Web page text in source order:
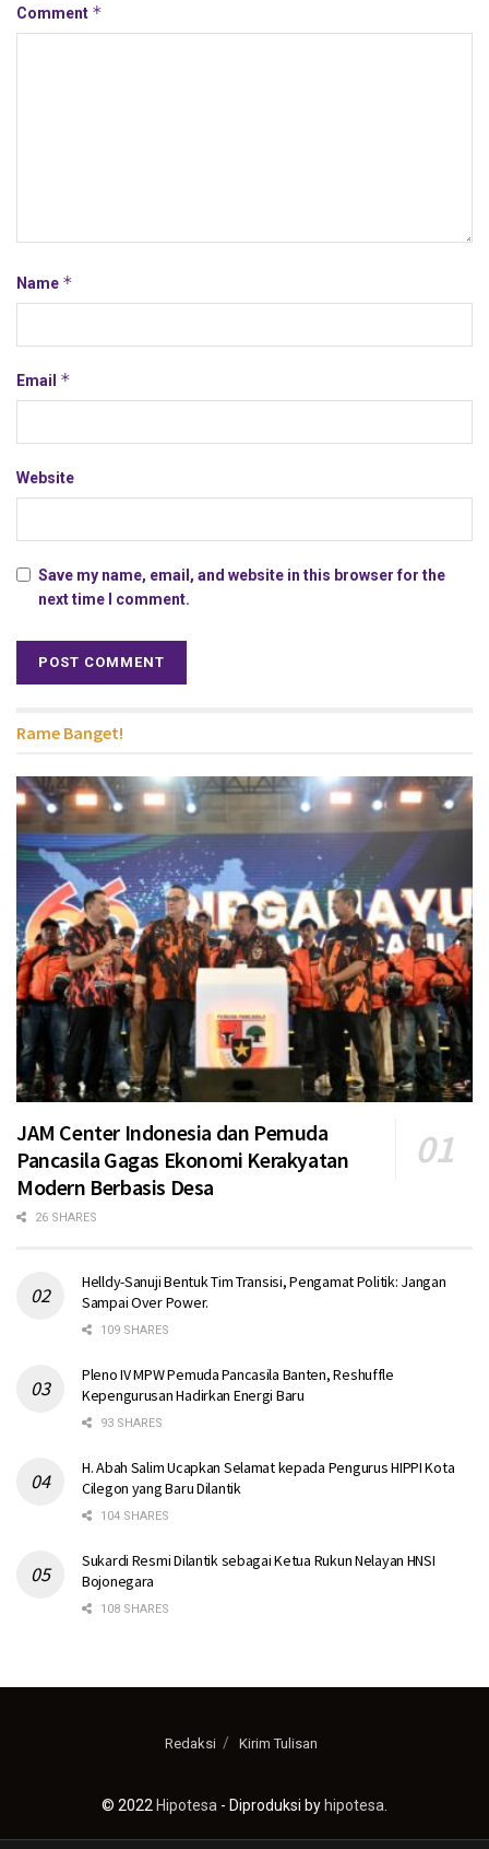
Comment *
Name *
Email *
Website
Save my name, email, and website in this browser for the
next time I comment.
Rame Banget!
JAM Center Indonesia dan Pemuda
Pancasila Gagas Ekonomi Kerakyatan
Modern Berbasis Desa
26 SHARES
Helldy-Sanuji Bentuk Tim Transisi, Pengamat Politik: Jangan
Sampai Over Power.
109 SHARES
Pleno IV MPW Pemuda Pancasila Banten, Reshuffle
Kepengurusan Hadirkan Energi Baru
93 SHARES
H. Abah Salim Ucapkan Selamat kepada Pengurus HIPPI Kota
Cilegon yang Baru Dilantik
104 SHARES
Sukardi Resmi Dilantik sebagai Ketua Rukun Nelayan HNSI
Bojonegara
108 SHARES
Redaksi Kirim Tulisan
© 2022 Hipotesa - Diproduksi by hipotesa.